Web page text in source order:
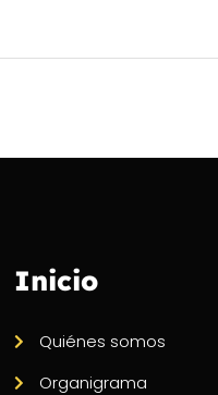
Inicio
Quiénes somos
Organigrama